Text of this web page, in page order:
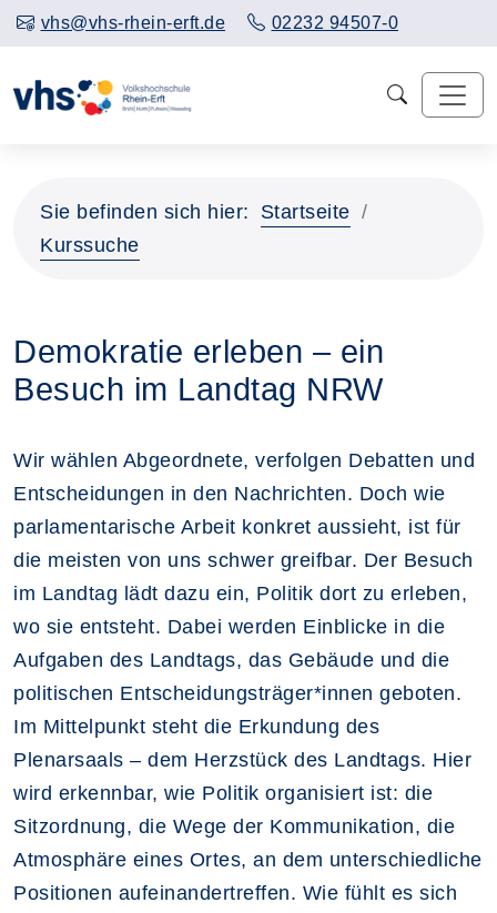
vhs@vhs-rhein-erft.de 02232 94507-0
Sie befinden sich hier:
Startseite
Kurssuche
Demokratie erleben – ein
Besuch im Landtag NRW
Wir wählen Abgeordnete, verfolgen Debatten und
Entscheidungen in den Nachrichten. Doch wie
parlamentarische Arbeit konkret aussieht, ist für
die meisten von uns schwer greifbar. Der Besuch
im Landtag lädt dazu ein, Politik dort zu erleben,
wo sie entsteht. Dabei werden Einblicke in die
Aufgaben des Landtags, das Gebäude und die
politischen Entscheidungsträger*innen geboten.
Im Mittelpunkt steht die Erkundung des
Plenarsaals – dem Herzstück des Landtags. Hier
wird erkennbar, wie Politik organisiert ist: die
Sitzordnung, die Wege der Kommunikation, die
Atmosphäre eines Ortes, an dem unterschiedliche
Positionen aufeinandertreffen. Wie fühlt es sich